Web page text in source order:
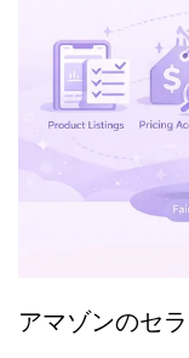
アマゾンのセ